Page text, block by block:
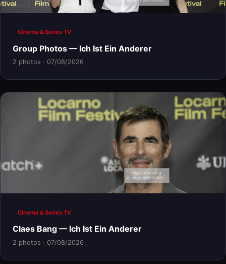
Cinema & Series TV
Group Photos — Ich Ist Ein Anderer
2 photos · 07/08/2026
Cinema & Series TV
Claes Bang — Ich Ist Ein Anderer
2 photos · 07/08/2026